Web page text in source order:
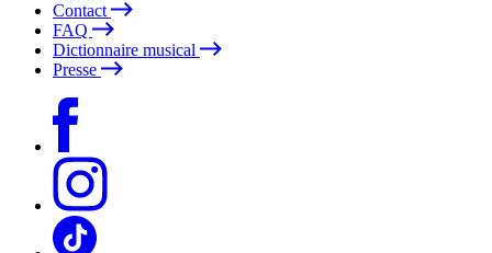
Contact
FAQ
Dictionnaire musical
Presse